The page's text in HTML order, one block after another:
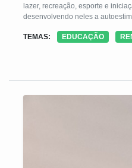
lazer, recreação, esporte e
desenvolvendo neles a
TEMAS:
EDUCAÇÃO